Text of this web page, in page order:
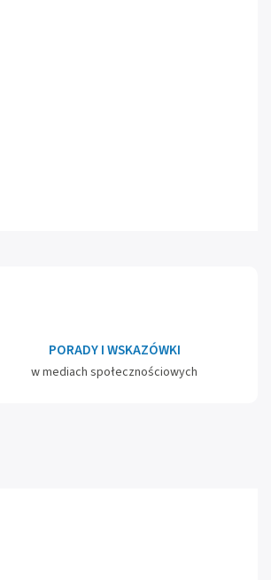
PORADY I WSKAZÓWKI
w mediach społecznościowych